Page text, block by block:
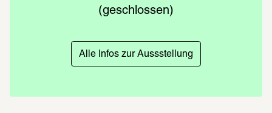
(geschlossen)
Alle Infos zur Aussstellung